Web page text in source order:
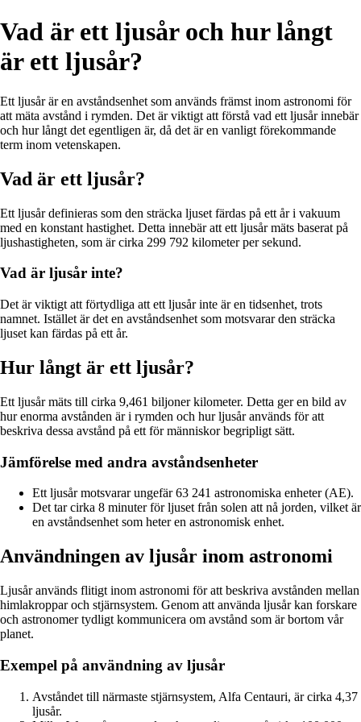
Vad är ett ljusår och hur långt
är ett ljusår?
Ett ljusår är en avståndsenhet som används främst inom astronomi för
att mäta avstånd i rymden. Det är viktigt att förstå vad ett ljusår innebär
och hur långt det egentligen är, då det är en vanligt förekommande
term inom vetenskapen.
Vad är ett ljusår?
Ett ljusår definieras som den sträcka ljuset färdas på ett år i vakuum
med en konstant hastighet. Detta innebär att ett ljusår mäts baserat på
ljushastigheten, som är cirka 299 792 kilometer per sekund.
Vad är ljusår inte?
Det är viktigt att förtydliga att ett ljusår inte är en tidsenhet, trots
namnet. Istället är det en avståndsenhet som motsvarar den sträcka
ljuset kan färdas på ett år.
Hur långt är ett ljusår?
Ett ljusår mäts till cirka 9,461 biljoner kilometer. Detta ger en bild av
hur enorma avstånden är i rymden och hur ljusår används för att
beskriva dessa avstånd på ett för människor begripligt sätt.
Jämförelse med andra avståndsenheter
Ett ljusår motsvarar ungefär 63 241 astronomiska enheter (AE).
Det tar cirka 8 minuter för ljuset från solen att nå jorden, vilket är
en avståndsenhet som heter en astronomisk enhet.
Användningen av ljusår inom astronomi
Ljusår används flitigt inom astronomi för att beskriva avstånden mellan
himlakroppar och stjärnsystem. Genom att använda ljusår kan forskare
och astronomer tydligt kommunicera om avstånd som är bortom vår
planet.
Exempel på användning av ljusår
Avståndet till närmaste stjärnsystem, Alfa Centauri, är cirka 4,37
ljusår.